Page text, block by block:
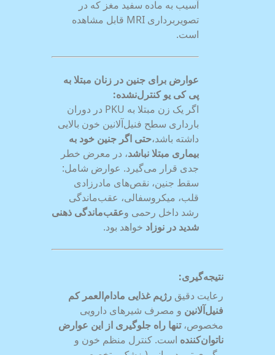
آسیب به ماده سفید مغز که در
تصویربرداری MRI قابل مشاهده
است.
عوارض برای جنین در زنان مبتلا به
پی کی یو کنترل‌نشده:
اگر یک زن مبتلا به PKU در دوران
بارداری سطح فنیل‌آلانین خون بالایی
داشته باشد،حتی اگر جنین خود به
بیماری مبتلا نباشد، در معرض خطر
جدی قرار می‌گیرد. عوارض شامل:
سقط جنین، نقص‌های مادرزادی
قلب، میکروسفالی، عقب‌ماندگی
رشد داخل رحمی وعقب‌ماندگی ذهنی
شدید در نوزاد خواهد بود.
نتیجه‌گیری:
رعایت دقیق رژیم غذایی مادام‌العمر کم
فنیل‌آلانین و مصرف شیرهای دارویی
مخصوص،تنها راه جلوگیری از این عوارض
ناتوان‌کننده است. کنترل منظم خون و